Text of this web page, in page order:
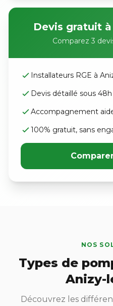
Devis gratuit
Comparez 3
Installateurs RGE à
Devis détaillé sous 48h
Accompagnement
100% gratuit, sans
NOS
Types de
Anizy-
Découvrez les